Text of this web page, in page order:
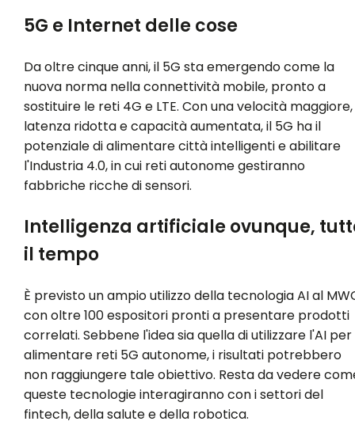
5G e Internet delle cose
Da oltre cinque anni, il 5G sta emergendo come la
nuova norma nella connettività mobile, pronto a
sostituire le reti 4G e LTE. Con una velocità maggiore,
latenza ridotta e capacità aumentata, il 5G ha il
potenziale di alimentare città intelligenti e abilitare
l'Industria 4.0, in cui reti autonome gestiranno
fabbriche ricche di sensori.
Intelligenza artificiale ovunque,
il tempo
È previsto un ampio utilizzo della tecnologia AI al
con oltre 100 espositori pronti a presentare prodotti
correlati. Sebbene l'idea sia quella di utilizzare l'AI per
alimentare reti 5G autonome, i risultati potrebbero
non raggiungere tale obiettivo. Resta da vedere
queste tecnologie interagiranno con i settori del
fintech, della salute e della robotica.